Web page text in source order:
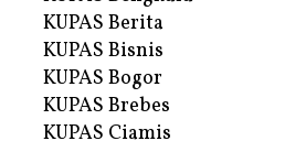
KUPAS Berita
KUPAS Bisnis
KUPAS Bogor
KUPAS Brebes
KUPAS Ciamis